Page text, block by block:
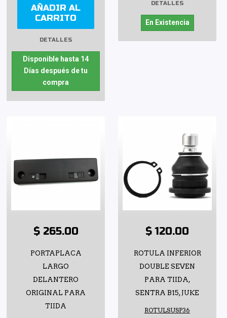
AÑADIR AL
CARRITO
DETALLES
Disponible hasta 14
Días después de tu
compra
DETALLES
En Existencia
$ 265.00
PORTAPLACA
LARGO
DELANTERO
ORIGINAL PARA
TIIDA
$ 120.00
ROTULA INFERIOR
DOUBLE SEVEN
PARA TIIDA,
SENTRA B15, JUKE
ROTULSUSP36